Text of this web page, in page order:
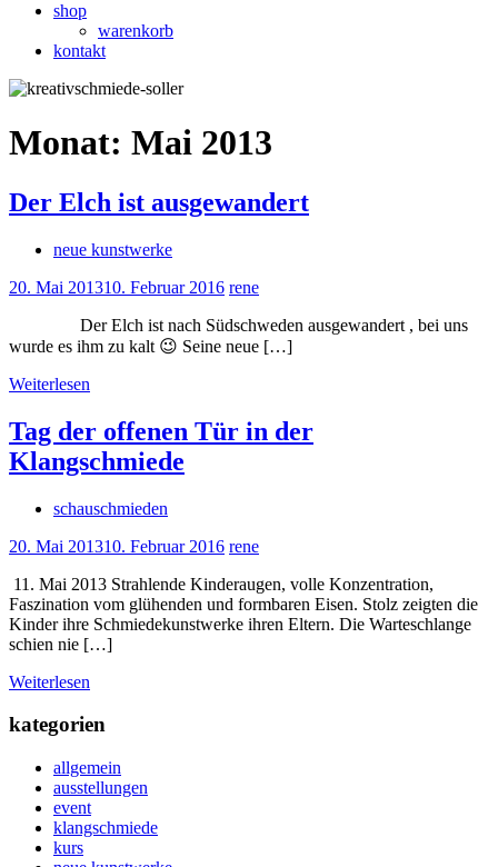
shop
warenkorb
kontakt
Monat: Mai 2013
Der Elch ist ausgewandert
neue kunstwerke
20. Mai 201310. Februar 2016 rene
Der Elch ist nach Südschweden ausgewandert , bei uns
wurde es ihm zu kalt 😉 Seine neue […]
Weiterlesen
Tag der offenen Tür in der
Klangschmiede
schauschmieden
20. Mai 201310. Februar 2016 rene
11. Mai 2013 Strahlende Kinderaugen, volle Konzentration,
Faszination vom glühenden und formbaren Eisen. Stolz zeigten die
Kinder ihre Schmiedekunstwerke ihren Eltern. Die Warteschlange
schien nie […]
Weiterlesen
kategorien
allgemein
ausstellungen
event
klangschmiede
kurs